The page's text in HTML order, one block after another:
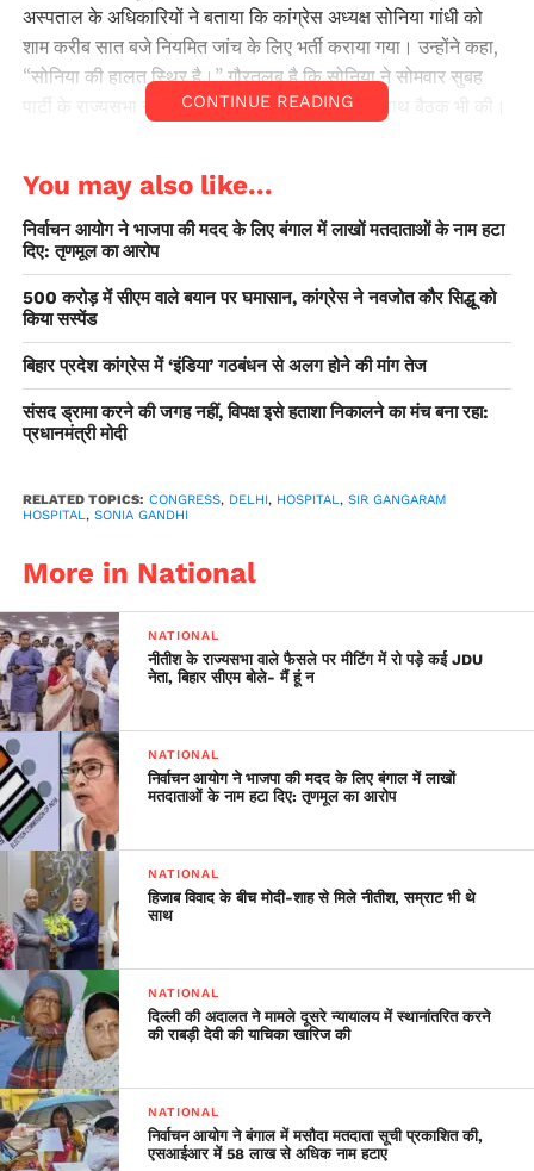
अस्पताल के अधिकारियों ने बताया कि कांग्रेस अध्यक्ष सोनिया गांधी को
शाम करीब सात बजे नियमित जांच के लिए भर्ती कराया गया। उन्होंने कहा,
‘‘सोनिया की हालत स्थिर है।’’ गौरतलब है कि सोनिया ने सोमवार सुबह
पार्टी के राज्यसभा सदस्यों के साथ वीडियो कांफ्रेंस के साथ बैठक भी की।
CONTINUE READING
You may also like...
निर्वाचन आयोग ने भाजपा की मदद के लिए बंगाल में लाखों मतदाताओं के नाम हटा
दिए: तृणमूल का आरोप
500 करोड़ में सीएम वाले बयान पर घमासान, कांग्रेस ने नवजोत कौर सिद्धू को
किया सस्पेंड
बिहार प्रदेश कांग्रेस में ‘इंडिया’ गठबंधन से अलग होने की मांग तेज
संसद ड्रामा करने की जगह नहीं, विपक्ष इसे हताशा निकालने का मंच बना रहा:
प्रधानमंत्री मोदी
RELATED TOPICS: CONGRESS, DELHI, HOSPITAL, SIR GANGARAM
HOSPITAL, SONIA GANDHI
More in National
NATIONAL
नीतीश के राज्यसभा वाले फैसले पर मीटिंग में रो पड़े कई JDU
नेता, बिहार सीएम बोले- मैं हूं न
NATIONAL
निर्वाचन आयोग ने भाजपा की मदद के लिए बंगाल में लाखों
मतदाताओं के नाम हटा दिए: तृणमूल का आरोप
NATIONAL
हिजाब विवाद के बीच मोदी-शाह से मिले नीतीश, सम्राट भी थे
साथ
NATIONAL
दिल्ली की अदालत ने मामले दूसरे न्यायालय में स्थानांतरित करने
की राबड़ी देवी की याचिका खारिज की
NATIONAL
निर्वाचन आयोग ने बंगाल में मसौदा मतदाता सूची प्रकाशित की,
एसआईआर में 58 लाख से अधिक नाम हटाए